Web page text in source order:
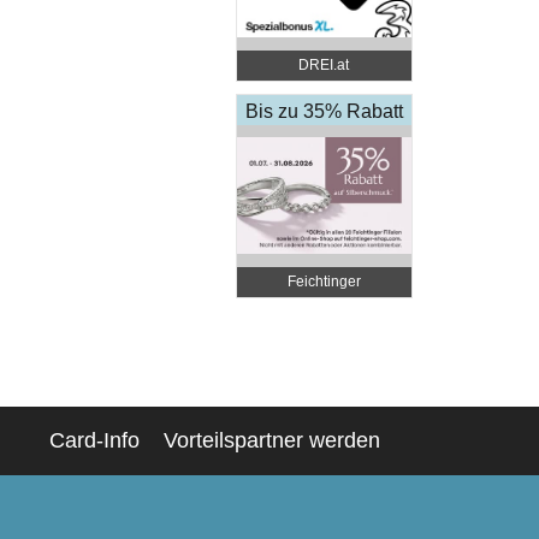
DREI.at
Bis zu 35% Rabatt
Feichtinger
Schmuckhandel
Card-Info Vorteilspartner werden